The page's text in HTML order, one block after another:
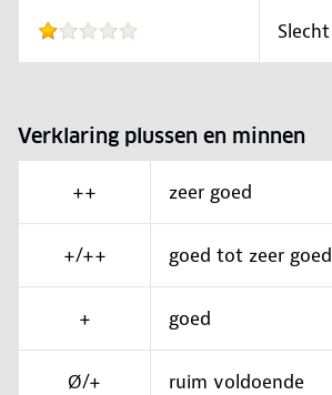
Slecht
Verklaring plussen en minnen
++ zeer goed
+/++ goed tot zeer goed
+ goed
Ø/+ ruim voldoende